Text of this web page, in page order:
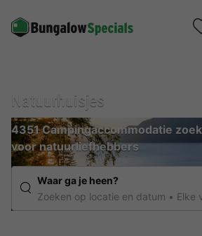
Natuurhuisjes
4351 Campingaccommodatie
voor natuurliefhebbers
Waar ga je heen?
Zoeken op locatie en datum
Elke